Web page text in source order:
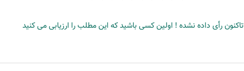
تاکنون رأی داده نشده ! اولین کسی باشید که این مطلب را ارزیابی می کنید